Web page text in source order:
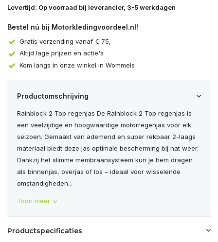
Levertijd: Op voorraad bij leverancier, 3-5 werkdagen
Bestel nú bij Motorkledingvoordeel.nl!
Gratis verzending vanaf € 75,-
Altijd lage prijzen en actie's
Kom langs in onze winkel in Wommels
Productomschrijving
Rainblock 2 Top regenjas De Rainblock 2 Top regenjas is
een veelzijdige en hoogwaardige motorregenjas voor elk
seizoen. Gemaakt van ademend en super rekbaar 2-laags
materiaal biedt deze jas optimale bescherming bij nat weer.
Dankzij het slimme membraansysteem kun je hem dragen
als binnenjas, overjas of los – ideaal voor wisselende
omstandigheden...
Toon meer
Productspecificaties